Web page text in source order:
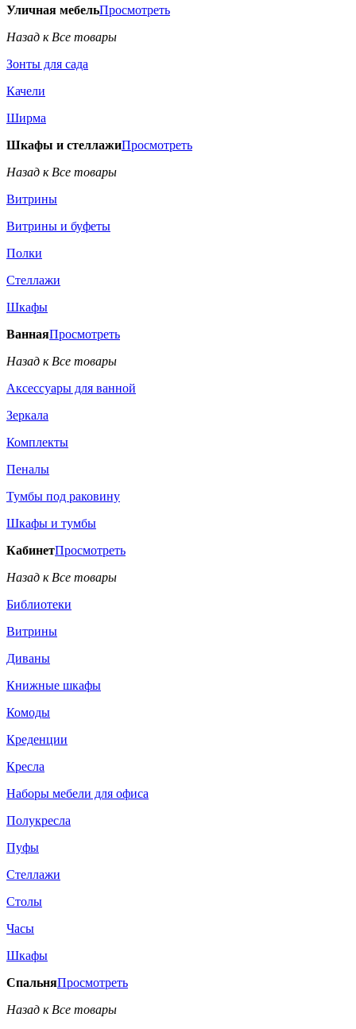
Уличная мебельПросмотреть
Назад к Все товары
Зонты для сада
Качели
Ширма
Шкафы и стеллажиПросмотреть
Назад к Все товары
Витрины
Витрины и буфеты
Полки
Стеллажи
Шкафы
ВаннаяПросмотреть
Назад к Все товары
Аксессуары для ванной
Зеркала
Комплекты
Пеналы
Тумбы под раковину
Шкафы и тумбы
КабинетПросмотреть
Назад к Все товары
Библиотеки
Витрины
Диваны
Книжные шкафы
Комоды
Креденции
Кресла
Наборы мебели для офиса
Полукресла
Пуфы
Стеллажи
Столы
Часы
Шкафы
СпальняПросмотреть
Назад к Все товары